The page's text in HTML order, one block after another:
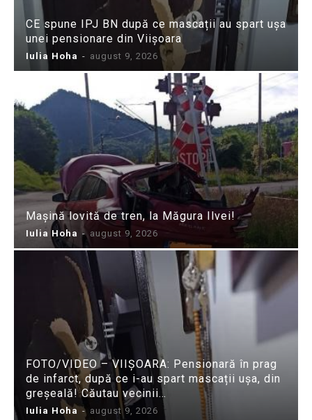
CE spune IPJ BN după ce mascații au spart ușa
unei pensionare din Viișoara
Iulia Hoha - august 9, 2026
Mașină lovită de tren, la Măgura Ilvei!
Iulia Hoha - august 9, 2026
FOTO/VIDEO – VIIȘOARA: Pensionară în prag
de infarct, după ce i-au spart mascații ușa, din
greșeală! Căutau vecinii…
Iulia Hoha - august 9, 2026